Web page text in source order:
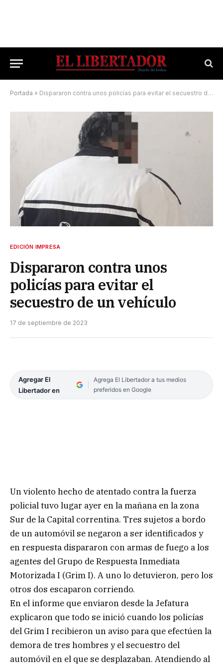
Portada » Dispararon contra unos policías para evitar el secuestro de un vehículo
EDICIÓN IMPRESA
Dispararon contra unos
policías para evitar el
secuestro de un vehículo
17 de septiembre de 2023
Agregar El
Libertador en
Agrega El Libertador a tus medios
preferidos en Google
Un violento hecho de atentado contra la fuerza
policial tuvo lugar ayer en la mañana en la zona
Sur de la Capital correntina. Tres sujetos a bordo
de un automóvil se negaron a ser identificados y
en respuesta dispararon con armas de fuego a los
agentes del Grupo de Respuesta Inmediata
Motorizada I (Grim I). A uno lo detuvieron, pero los
otros dos escaparon corriendo.
En el informe que enviaron desde la Jefatura
explicaron que todo se inició cuando los policías
del Grim I recibieron un aviso para que efectúen la
demora de tres hombres y el secuestro del
automóvil en el que se desplazaban. Atendiendo al